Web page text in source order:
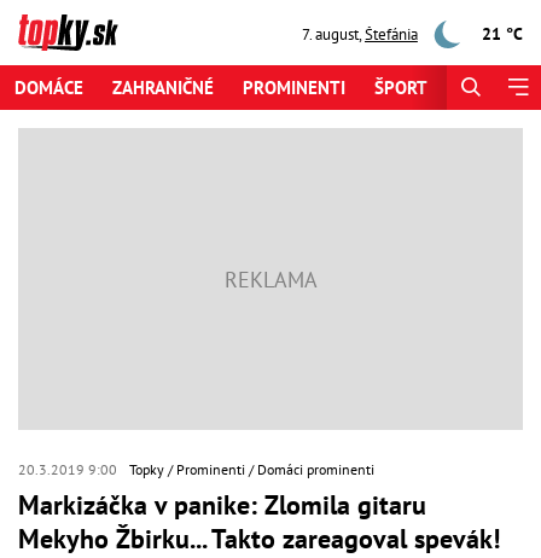
7. august,Štefánia 21 °C
DOMÁCE ZAHRANIČNÉ PROMINENTI ŠPORT
20.3.2019 9:00 Topky Prominenti Domáci prominenti
Markizáčka v panike: Zlomila gitaru
Mekyho Žbirku... Takto zareagoval spevák!